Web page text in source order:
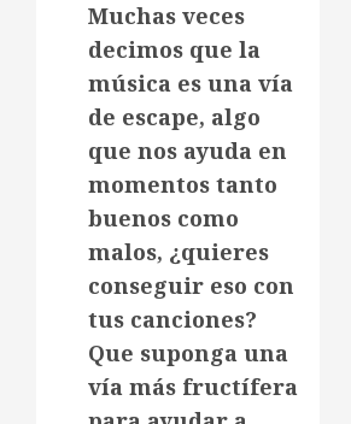
Muchas veces
decimos que la
música es una vía
de escape, algo
que nos ayuda en
momentos tanto
buenos como
malos, ¿quieres
conseguir eso con
tus canciones?
Que suponga una
vía más fructífera